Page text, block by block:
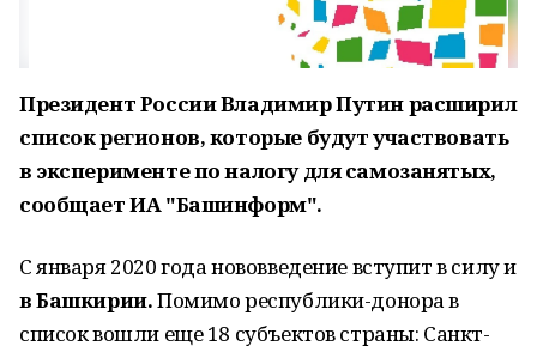
Президент России Владимир Путин расширил
список регионов, которые будут участвовать
в эксперименте по налогу для самозанятых,
сообщает ИА "Башинформ".
С января 2020 года нововведение вступит в силу и
в Башкирии.Помимо республики-донора в
список вошли еще 18 субъектов страны: Санкт-